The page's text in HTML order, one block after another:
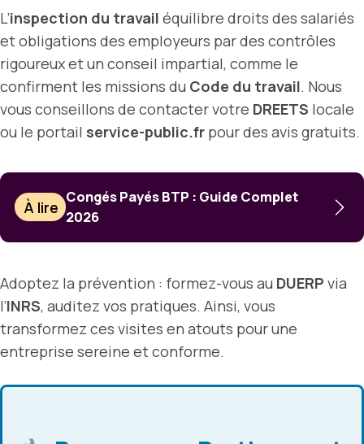
L’inspection du travail équilibre droits des salariés
et obligations des employeurs par des contrôles
rigoureux et un conseil impartial, comme le
confirment les missions du Code du travail. Nous
vous conseillons de contacter votre DREETS locale
ou le portail service-public.fr pour des avis gratuits.
À lire
Congés Payés BTP : Guide Complet
2026
Adoptez la prévention : formez-vous au DUERP via
l’INRS, auditez vos pratiques. Ainsi, vous
transformez ces visites en atouts pour une
entreprise sereine et conforme.